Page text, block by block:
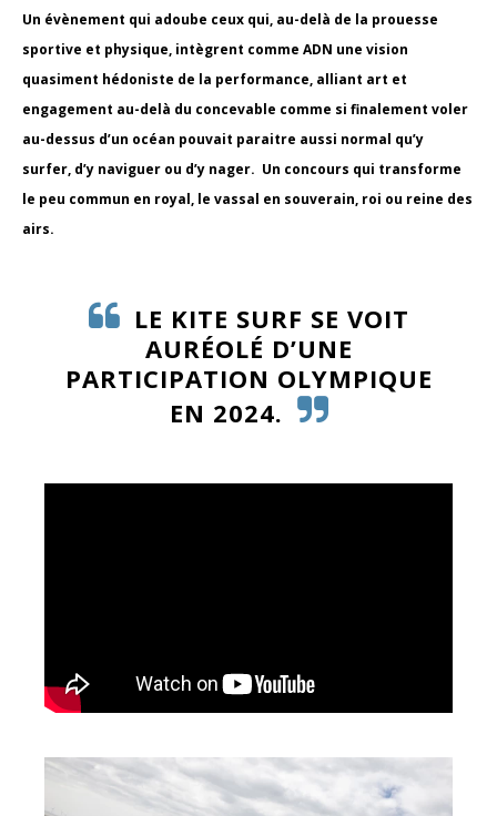
Un évènement qui adoube ceux qui, au-delà de la prouesse
sportive et physique, intègrent comme ADN une vision
quasiment hédoniste de la performance, alliant art et
engagement au-delà du concevable comme si finalement voler
au-dessus d’un océan pouvait paraitre aussi normal qu’y
surfer, d’y naviguer ou d’y nager. Un concours qui transforme
le peu commun en royal, le vassal en souverain, roi ou reine des
airs.
LE KITE SURF SE VOIT
AURÉOLÉ D’UNE
PARTICIPATION OLYMPIQUE
EN 2024.